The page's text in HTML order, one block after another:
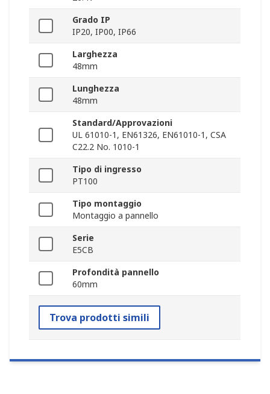
Grado IP
IP20, IP00, IP66
Larghezza
48mm
Lunghezza
48mm
Standard/Approvazioni
UL 61010-1, EN61326, EN61010-1, CSA
C22.2 No. 1010-1
Tipo di ingresso
PT100
Tipo montaggio
Montaggio a pannello
Serie
E5CB
Profondità pannello
60mm
Trova prodotti simili